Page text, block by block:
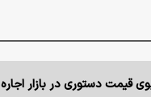
قیمت دستوری در بازار اجاره